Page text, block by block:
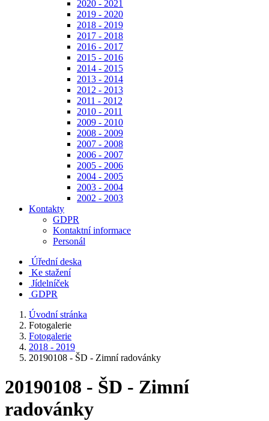
2020 - 2021
2019 - 2020
2018 - 2019
2017 - 2018
2016 - 2017
2015 - 2016
2014 - 2015
2013 - 2014
2012 - 2013
2011 - 2012
2010 - 2011
2009 - 2010
2008 - 2009
2007 - 2008
2006 - 2007
2005 - 2006
2004 - 2005
2003 - 2004
2002 - 2003
Kontakty
GDPR
Kontaktní informace
Personál
Úřední deska
Ke stažení
Jídelníček
GDPR
Úvodní stránka
Fotogalerie
Fotogalerie
2018 - 2019
20190108 - ŠD - Zimní radovánky
20190108 - ŠD - Zimní
radovánky